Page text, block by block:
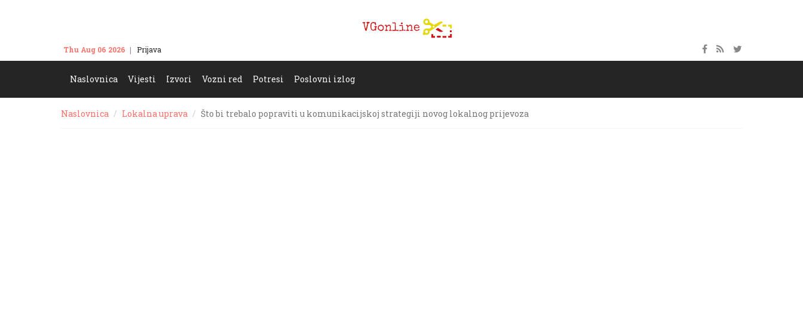
Thu Aug 06 2026 Prijava
Naslovnica Vijesti Izvori Vozni red Potresi Poslovni izlog
Naslovnica Lokalna uprava Što bi trebalo popraviti u komunikacijskoj strategiji novog lokalnog prijevoza